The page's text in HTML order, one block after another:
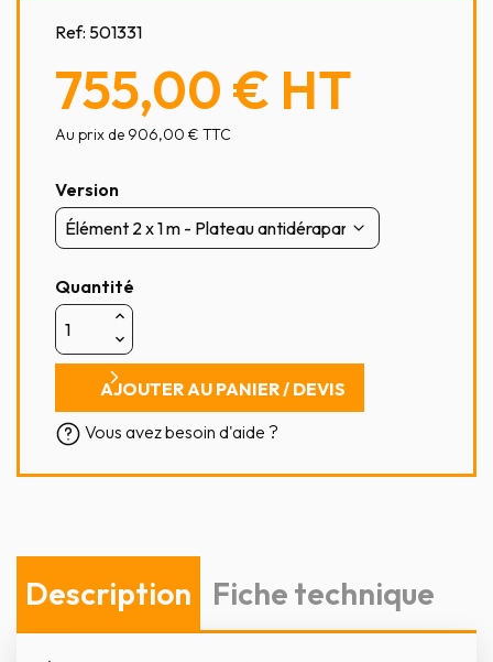
Ref: 501331
755,00 € HT
Au prix de 906,00 € TTC
Version
Quantité
AJOUTER AU PANIER / DEVIS
Vous avez besoin d'aide ?
Description Fiche technique